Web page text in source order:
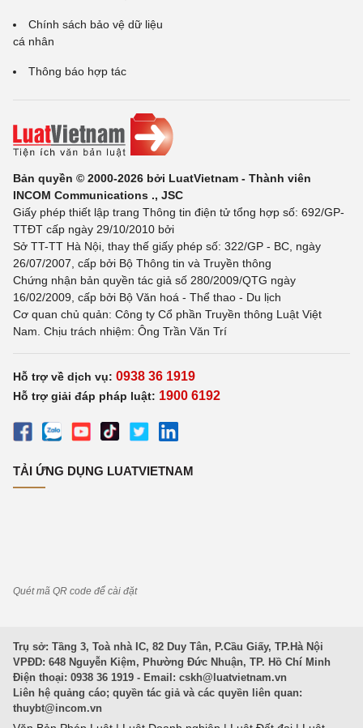
Chính sách bảo vệ dữ liệu
cá nhân
Thông báo hợp tác
Bản quyền © 2000-2026 bởi LuatVietnam - Thành viên
INCOM Communications ., JSC
Giấy phép thiết lập trang Thông tin điện tử tổng hợp số: 692/GP-
TTĐT cấp ngày 29/10/2010 bởi
Sở TT-TT Hà Nội, thay thế giấy phép số: 322/GP - BC, ngày
26/07/2007, cấp bởi Bộ Thông tin và Truyền thông
Chứng nhận bản quyền tác giả số 280/2009/QTG ngày
16/02/2009, cấp bởi Bộ Văn hoá - Thể thao - Du lịch
Cơ quan chủ quản: Công ty Cổ phần Truyền thông Luật Việt
Nam. Chịu trách nhiệm: Ông Trần Văn Trí
Hỗ trợ về dịch vụ: 0938 36 1919
Hỗ trợ giải đáp pháp luật: 1900 6192
TẢI ỨNG DỤNG LUATVIETNAM
Quét mã QR code để cài đặt
Trụ sở: Tầng 3, Toà nhà IC, 82 Duy Tân, P.Cầu Giấy, TP.Hà Nội
VPĐD: 648 Nguyễn Kiệm, Phường Đức Nhuận, TP. Hồ Chí Minh
Điện thoại: 0938 36 1919 - Email: cskh@luatvietnam.vn
Liên hệ quảng cáo; quyền tác giả và các quyền liên quan:
thuybt@incom.vn